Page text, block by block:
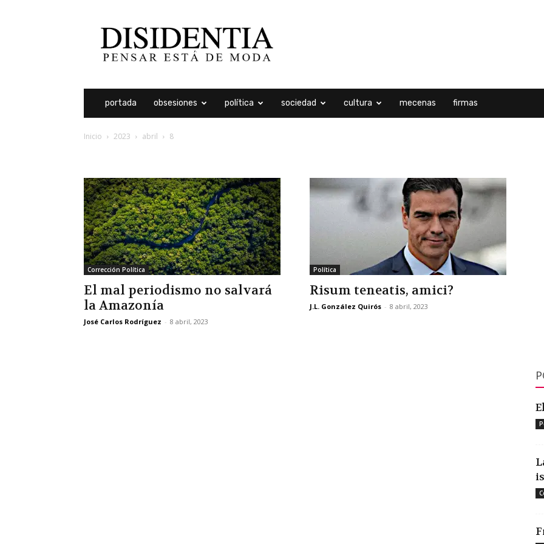
portada obsesiones política sociedad cultura mecenas firmas
Inicio 2023 abril 8
Corrección Política
El mal periodismo no salvará
la Amazonía
José Carlos Rodríguez - 8 abril, 2023
Política
Risum teneatis, amici?
J.L. González Quirós - 8 abril, 2023